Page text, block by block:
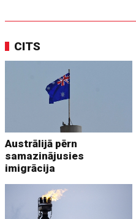
CITS
Austrālijā pērn
samazinājusies
imigrācija